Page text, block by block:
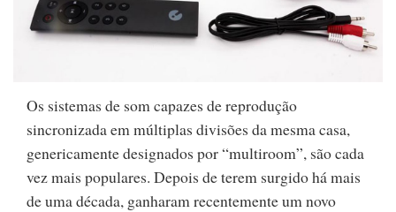
Os sistemas de som capazes de reprodução
sincronizada em múltiplas divisões da mesma casa,
genericamente designados por “multiroom”, são cada
vez mais populares. Depois de terem surgido há mais
de uma década, ganharam recentemente um novo